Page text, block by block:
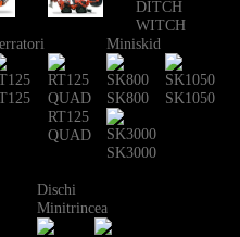
RT125
QUAD
Miniskid
SK800 SK1050
SK3000
Dischi
Minitrincea